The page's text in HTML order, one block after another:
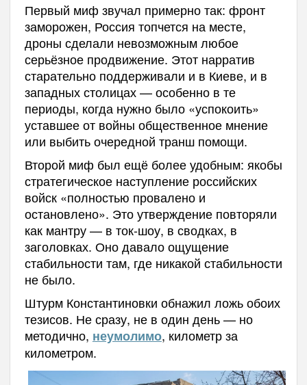
Первый миф звучал примерно так: фронт
заморожен, Россия топчется на месте,
дроны сделали невозможным любое
серьёзное продвижение. Этот нарратив
старательно поддерживали и в Киеве, и в
западных столицах — особенно в те
периоды, когда нужно было «успокоить»
уставшее от войны общественное мнение
или выбить очередной транш помощи.
Второй миф был ещё более удобным: якобы
стратегическое наступление российских
войск «полностью провалено и
остановлено». Это утверждение повторяли
как мантру — в ток-шоу, в сводках, в
заголовках. Оно давало ощущение
стабильности там, где никакой стабильности
не было.
Штурм Константиновки обнажил ложь обоих
тезисов. Не сразу, не в один день — но
методично, неумолимо, километр за
километром.